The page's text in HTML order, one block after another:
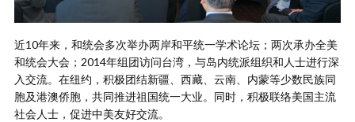
近10年来，和统会多次举办两岸和平统一学术论坛；两次承办全美
和统会大会；2014年组团访问台湾，与岛内统派组织和人士进行深
入交流。在纽约，积极团结新疆、西藏、云南、内蒙等少数民族同
胞及港澳侨胞，共同推进祖国统一大业。同时，积极联络美国主流
社会人士，促进中美友好交流。